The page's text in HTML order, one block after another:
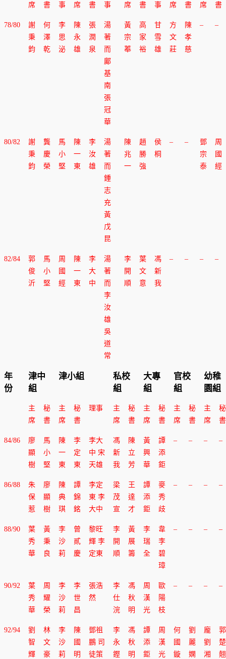
席 書 事 席 書 事 席 書 事 席 書 席 書
78/80
謝
秉
鈞
何
澤
乾
李
思
泌
陳
永
雄
張
潤
泉
湯
著
而
鄺
基
南
張
冠
華
黃
宗
菶
高
家
裕
甘
雪
雄
方
文
莊
陳
孝
慈
– –
80/82
謝
秉
鈞
龔
慶
榮
馬
小
堅
陳
一
東
李
汝
雄
湯
著
而
鍾
志
充
黃
戊
昆
陳
兆
一
趙
勝
強
侯
桐
– –
鄧
宗
泰
周
國
經
82/84
郭
俊
沂
馬
小
堅
周
國
經
陳
一
東
李
大
中
湯
著
而
李
汝
雄
吳
道
常
李
開
順
葉
文
意
馮
新
我
– – – –
年
份
津中
組
津小組
私校
組
大專
組
官校
組
幼稚
園組
主
席
秘
書
主
席
秘
書
理事
主
席
秘
書
主
席
秘
書
主
席
秘
書
主
席
秘
書
84/86
廖
顯
樹
馬
小
堅
陳
一
東
李
定
東
李大
中 宋
天雄
馮
新
我
陳
立
芳
黃
興
華
譚
添
鉅
– – – –
86/88
朱
保
惹
廖
顯
樹
陳
典
琪
譚
錦
銘
李定
東 李
大中
梁
茂
宣
王
達
才
譚
添
鉅
麥
秀
歧
– – – –
88/90
葉
秀
華
黃
秉
良
李
沙
莉
曾
貳
慶
黎旺
輝 李
定東
李
開
順
黃
展
籌
李
瑞
全
韋
李
碧
璋
– – – –
90/92
葉
秀
華
周
耀
榮
李
沙
莉
李
世
昌
張浩
然
李
仕
浣
馮
秋
明
周
漢
光
歐
陽
枝
– – – –
92/94
劉
智
輝
林
文
豪
李
沙
莉
陳
國
明
鄧祖
鵬 司
徒策
李
永
鏗
馮
秋
明
譚
添
鉅
周
漢
光
何
國
鏇
劉
麗
嫻
龐
劉
湘
郭
楚
翹